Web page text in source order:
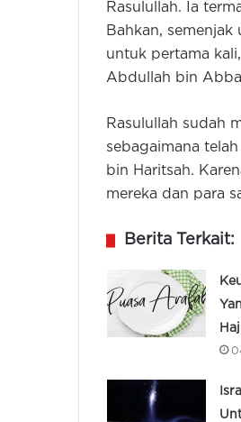
Rasulullah. Ia
Bahkan,
untuk pertama
Abdullah bin
Rasulullah sudah
sebagaimana
bin Haritsah.
mereka dan para
Berita Terkait: